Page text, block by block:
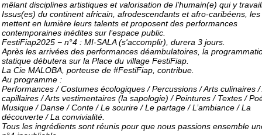
mêlant disciplines artistiques et valorisation de l’humain(e) qui y
Issus(es) du continent africain, afrodescendants et afro-caribéens,
mettent en lumière leurs talents et proposent des performances
contemporaines inédites sur l’espace public.
FestiFiap2025 − n°4 : MI-SALA (s'accomplir), durera 3 jours.
Après les arrivées des performances déambulatoires, la
statique débutera sur la Place du village FestiFiap.
La Cie MALOBA, porteuse de #FestiFiap, contribue.
Au programme :
Performances / Costumes écologiques / Percussions / Arts culinaires /
capillaires / Arts vestimentaires (la sapologie) / Peintures / Textes /
Musique / Danse / Conte / Le sourire / Le partage / L’ambiance / La
découverte / La convivialité.
Tous les ingrédients sont réunis pour que nous passions ensemble